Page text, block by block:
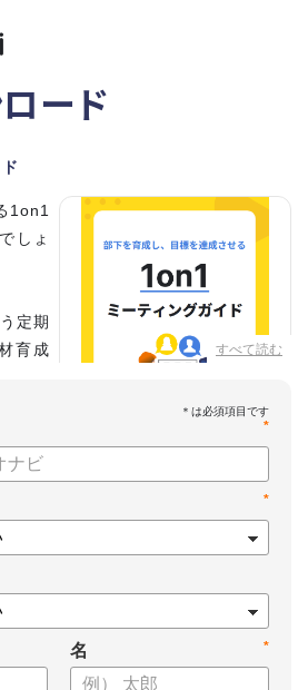
ード
すべて読む
1on1
しょ
定期
育成
と質問例
、ぜひお役立てください。
*
*
*
名